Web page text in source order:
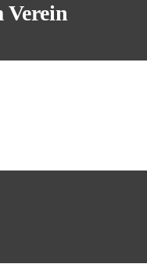
Verein